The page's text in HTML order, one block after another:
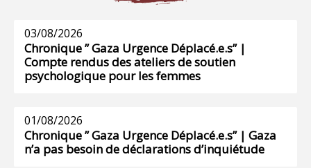
03/08/2026
Chronique ” Gaza Urgence Déplacé.e.s” |
Compte rendus des ateliers de soutien
psychologique pour les femmes
01/08/2026
Chronique ” Gaza Urgence Déplacé.e.s” | Gaza
n’a pas besoin de déclarations d’inquiétude